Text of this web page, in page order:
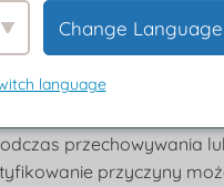
zrozumieć
przechowywania
przyczyny
Change Language
language